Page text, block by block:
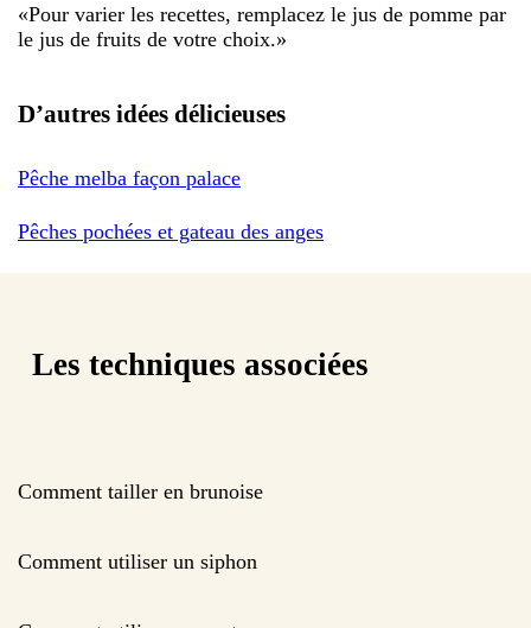
«Pour varier les recettes, remplacez le jus de pomme par
le jus de fruits de votre choix.»
D’autres idées délicieuses
Pêche melba façon palace
Pêches pochées et gateau des anges
Les techniques associées
Comment tailler en brunoise
Comment utiliser un siphon